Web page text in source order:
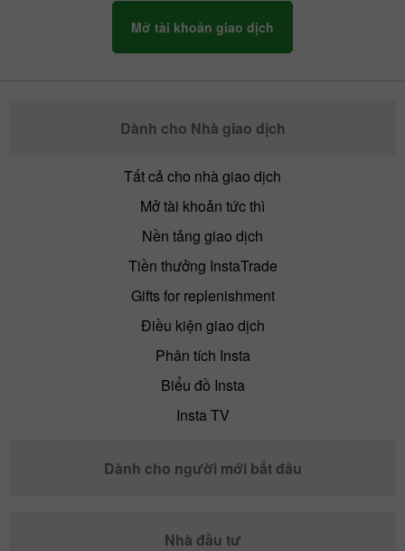
Mở tài khoản giao dịch
Dành cho Nhà giao dịch
Tất cả cho nhà giao dịch
Mở tài khoản tức thì
Nền tảng giao dịch
Tiền thưởng InstaTrade
Gifts for replenishment
Điều kiện giao dịch
Phân tích Insta
Biểu đồ Insta
Insta TV
Dành cho người mới bắt đầu
Nhà đầu tư